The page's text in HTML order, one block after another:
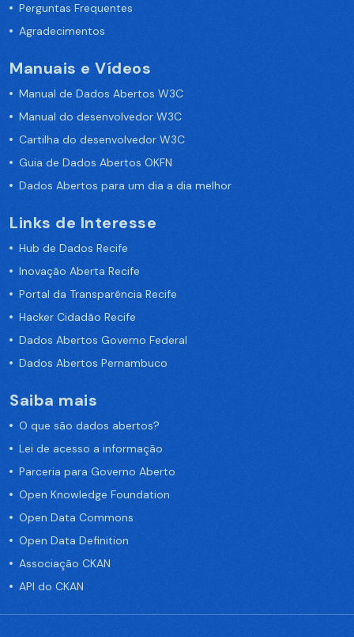
Perguntas Frequentes
Agradecimentos
Manuais e Vídeos
Manual de Dados Abertos W3C
Manual do desenvolvedor W3C
Cartilha do desenvolvedor W3C
Guia de Dados Abertos OKFN
Dados Abertos para um dia a dia melhor
Links de Interesse
Hub de Dados Recife
Inovação Aberta Recife
Portal da Transparência Recife
Hacker Cidadão Recife
Dados Abertos Governo Federal
Dados Abertos Pernambuco
Saiba mais
O que são dados abertos?
Lei de acesso a informação
Parceria para Governo Aberto
Open Knowledge Foundation
Open Data Commons
Open Data Definition
Associação CKAN
API do CKAN